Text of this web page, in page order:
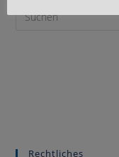
Rechtliches